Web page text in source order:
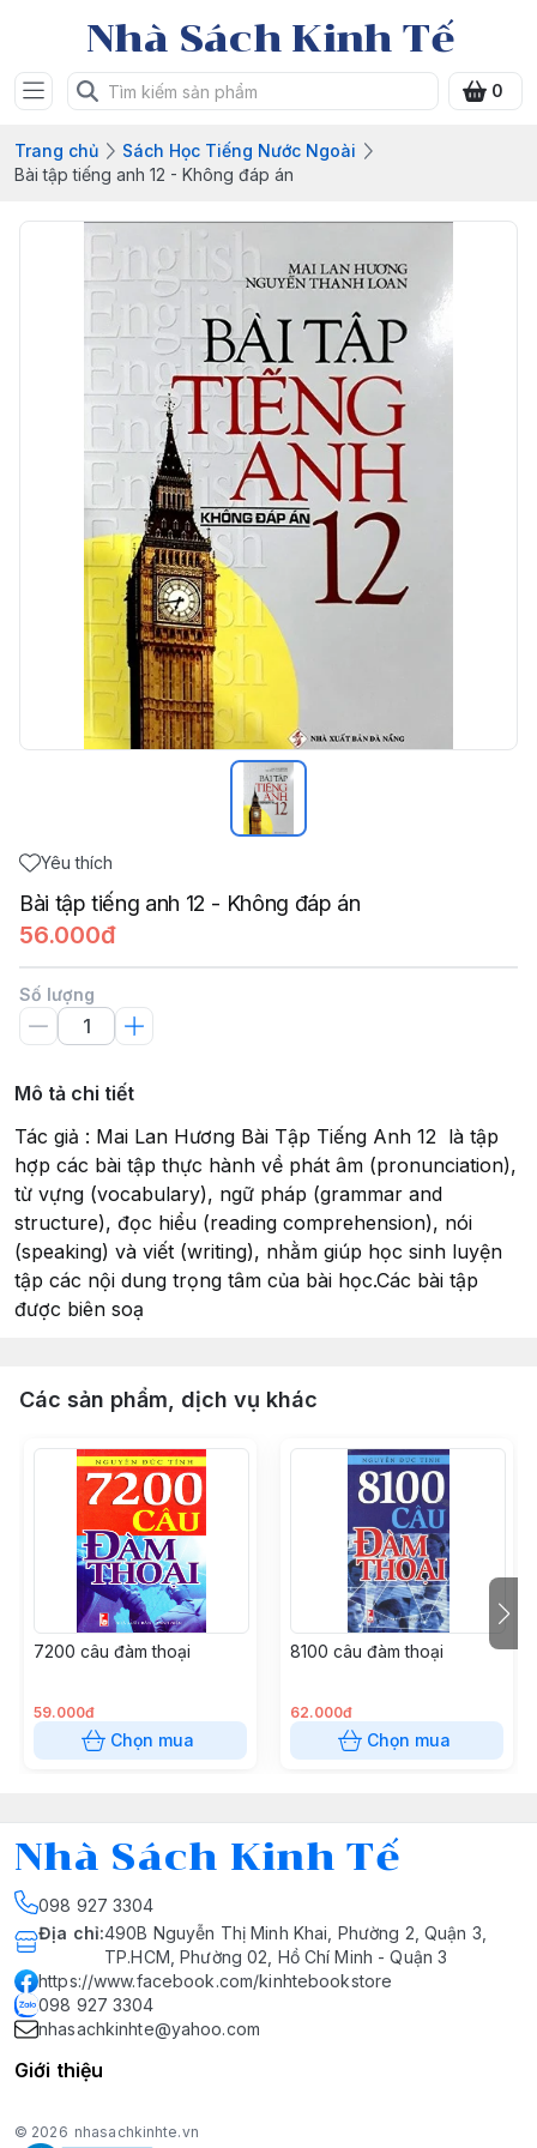
Nhà Sách Kinh Tế
0
Trang chủ
Sách Học Tiếng Nước Ngoài
Bài tập tiếng anh 12 - Không đáp án
Yêu thích
Bài tập tiếng anh 12 - Không đáp án
56.000đ
Số lượng
Mô tả chi tiết
Tác giả : Mai Lan Hương Bài Tập Tiếng Anh 12 là tập
hợp các bài tập thực hành về phát âm (pronunciation),
từ vựng (vocabulary), ngữ pháp (grammar and
structure), đọc hiểu (reading comprehension), nói
(speaking) và viết (writing), nhằm giúp học sinh luyện
tập các nội dung trọng tâm của bài học.Các bài tập
được biên soạ
Các sản phẩm, dịch vụ khác
7200 câu đàm thoại
59.000đ
Chọn mua
8100 câu đàm thoại
62.000đ
Chọn mua
Nhà Sách Kinh Tế
098 927 3304
Địa chỉ:490B Nguyễn Thị Minh Khai, Phường 2, Quận 3,
TP.HCM, Phường 02, Hồ Chí Minh - Quận 3
https://www.facebook.com/kinhtebookstore
098 927 3304
nhasachkinhte@yahoo.com
Giới thiệu
© 2026 nhasachkinhte.vn